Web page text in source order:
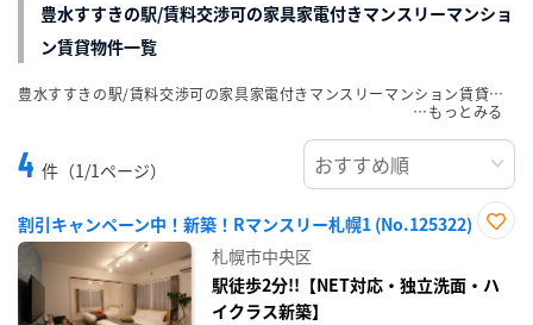
豊水すすきの駅/賃料交渉可の家具家電付きマンスリーマンショ
ン賃貸物件一覧
4 件（1/1ページ）
割引キャンペーン中！新築！Rマンスリー札幌1 (No.125322)
り登
録
札幌市中央区
駅徒歩2分!!【NET対応・独立洗面・ハ
イクラス新築】
豊水すすきの駅/賃料交渉可の家具家電付きマンスリーマンション賃貸物件一覧を掲載中。敷金・礼金無料、家具・家電付をご紹介。こだわり条件での絞込みも簡単！
…